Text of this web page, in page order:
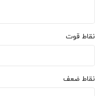
نقاط قوت
نقاط ضعف